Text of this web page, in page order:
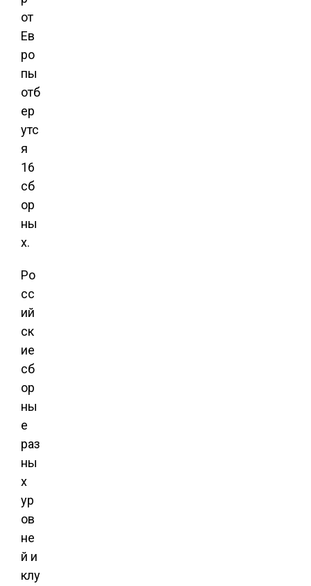
от
Ев
ро
пы
отб
ер
утс
я
16
сб
ор
ны
х.
Ро
сс
ий
ск
ие
сб
ор
ны
е
раз
ны
х
ур
ов
не
й и
клу